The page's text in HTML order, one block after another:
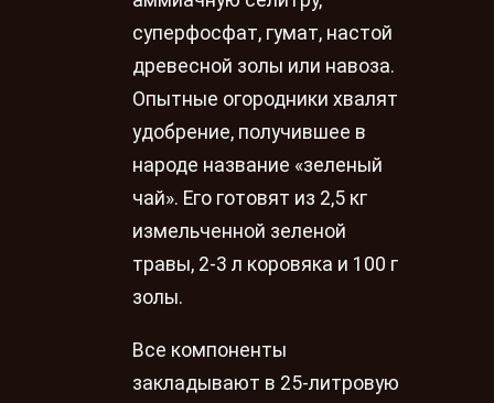
суперфосфат, гумат, настой
древесной золы или навоза.
Опытные огородники хвалят
удобрение, получившее в
народе название «зеленый
чай». Его готовят из 2,5 кг
измельченной зеленой
травы, 2-3 л коровяка и 100 г
золы.
Все компоненты
закладывают в 25-литровую